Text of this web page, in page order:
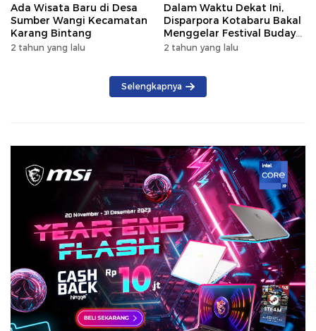
Ada Wisata Baru di Desa
Sumber Wangi Kecamatan
Karang Bintang
2 tahun yang lalu
Dalam Waktu Dekat Ini,
Disparpora Kotabaru Bakal
Menggelar Festival Budaya
Saijaan 2024
2 tahun yang lalu
Selengkapnya